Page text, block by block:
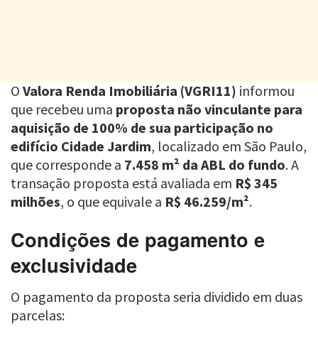
O Valora Renda Imobiliária (VGRI11) informou
que recebeu uma proposta não vinculante para
aquisição de 100% de sua participação no
edifício Cidade Jardim, localizado em São Paulo,
que corresponde a 7.458 m² da ABL do fundo. A
transação proposta está avaliada em R$ 345
milhões, o que equivale a R$ 46.259/m².
Condições de pagamento e
exclusividade
O pagamento da proposta seria dividido em duas
parcelas: